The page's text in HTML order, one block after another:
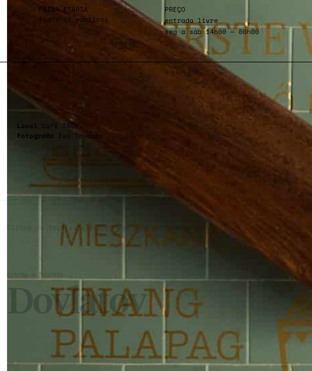
FAIXA ETÁRIA
todos os públicos
PREÇO
entrada livre
seg a sáb 14h00 — 00h00
Local Café TAGV
Fotografia Ivo Tavares
Clique ou faça scroll para ver o próximo evento.
CINEMA À SEGUNDA
Dovlatov